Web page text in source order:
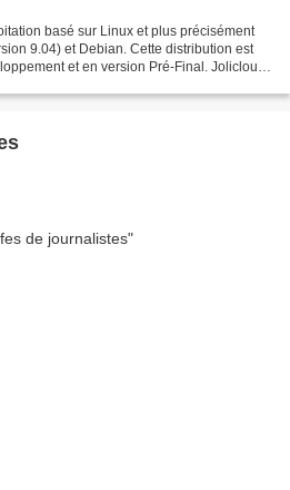
basé sur Linux et plus précisément
9.04) et Debian. Cette distribution est
et en version Pré-Final. Jolicloud